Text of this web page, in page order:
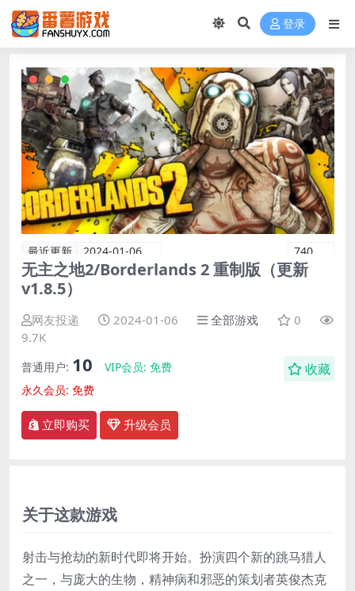
登录
最近更新 2024-01-06 740
无主之地2/Borderlands 2 重制版（更新
v1.8.5）
网友投递 2024-01-06 全部游戏
0
9.7K
普通用户: 10 VIP会员: 免费
永久会员: 免费
收藏
立即购买 升级会员
关于这款游戏
射击与抢劫的新时代即将开始。扮演四个新的跳马猎人
之一，与庞大的生物，精神病和邪恶的策划者英俊杰克